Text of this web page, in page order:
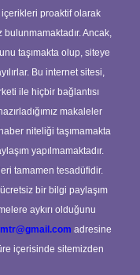
proaktif olarak
Ancak,
taşımakta olup, siteye
Bu internet sitesi,
ile hiçbir bağlantısı
makaleler
niteliği taşımamakta
yapılmamaktadır.
tamamen tesadüfidir.
bir bilgi paylaşım
aykırı olduğunu
adresine
içerisinde sitemizden